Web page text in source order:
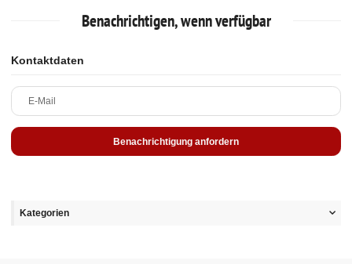
Benachrichtigen, wenn verfügbar
Kontaktdaten
E-Mail
Benachrichtigung anfordern
Kategorien